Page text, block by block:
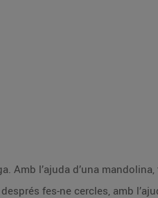
Renta el cogombre i retira’n les puntes. Pela la
Pela la remolatxa i talla-la finament, amb la mandolina, i